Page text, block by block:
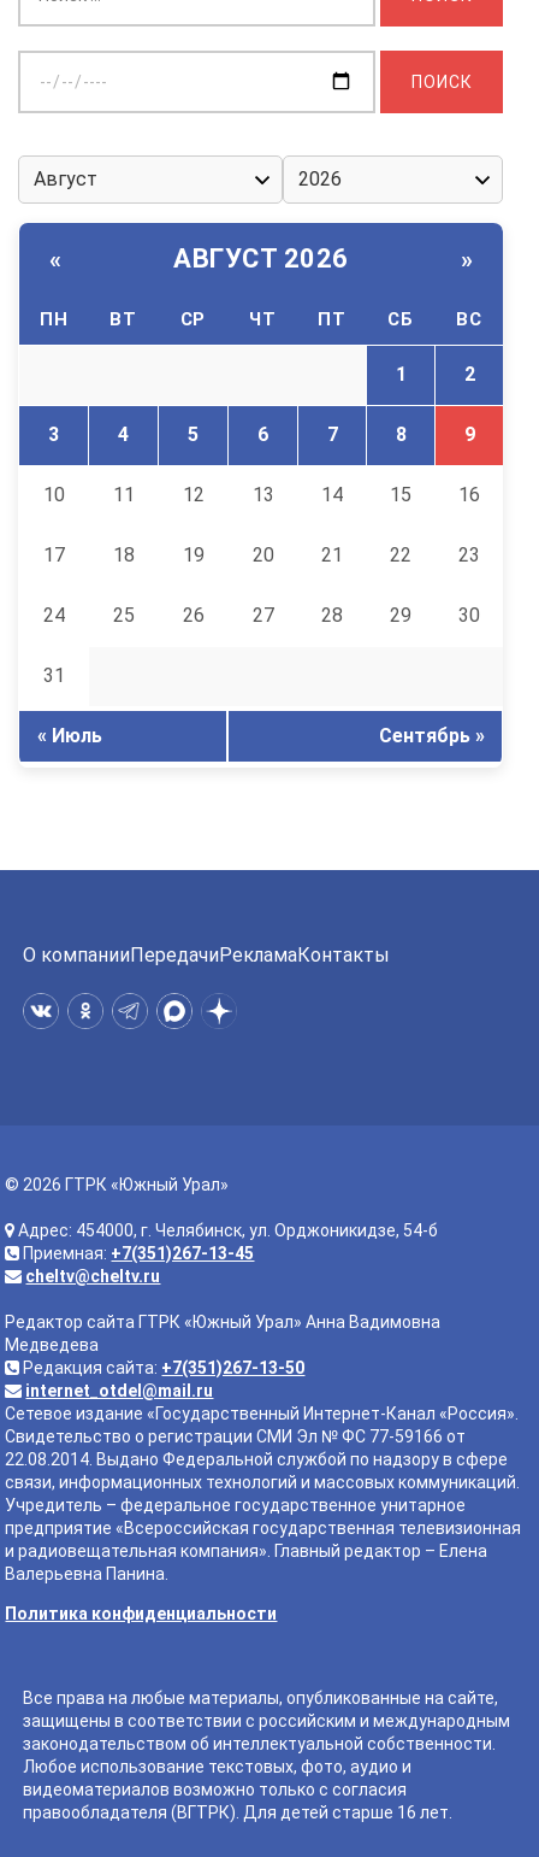
дату:
« АВГУСТ 2026 »
ПН ВТ СР ЧТ ПТ СБ ВС
1 2
3 4 5 6 7 8 9
10 11 12 13 14 15 16
17 18 19 20 21 22 23
24 25 26 27 28 29 30
31
« Июль Сентябрь »
О компанииПередачиРекламаКонтакты
© 2026 ГТРК «Южный Урал»
Адрес: 454000, г. Челябинск, ул. Орджоникидзе, 54-б
Приемная: +7(351)267-13-45
cheltv@cheltv.ru
Редактор сайта ГТРК «Южный Урал» Анна Вадимовна
Медведева
Редакция сайта: +7(351)267-13-50
internet_otdel@mail.ru
Сетевое издание «Государственный Интернет-Канал «Россия».
Свидетельство о регистрации СМИ Эл № ФС 77-59166 от
22.08.2014. Выдано Федеральной службой по надзору в сфере
связи, информационных технологий и массовых коммуникаций.
Учредитель – федеральное государственное унитарное
предприятие «Всероссийская государственная телевизионная
и радиовещательная компания». Главный редактор – Елена
Валерьевна Панина.
Политика конфиденциальности
Все права на любые материалы, опубликованные на сайте,
защищены в соответствии с российским и международным
законодательством об интеллектуальной собственности.
Любое использование текстовых, фото, аудио и
видеоматериалов возможно только с согласия
правообладателя (ВГТРК). Для детей старше 16 лет.